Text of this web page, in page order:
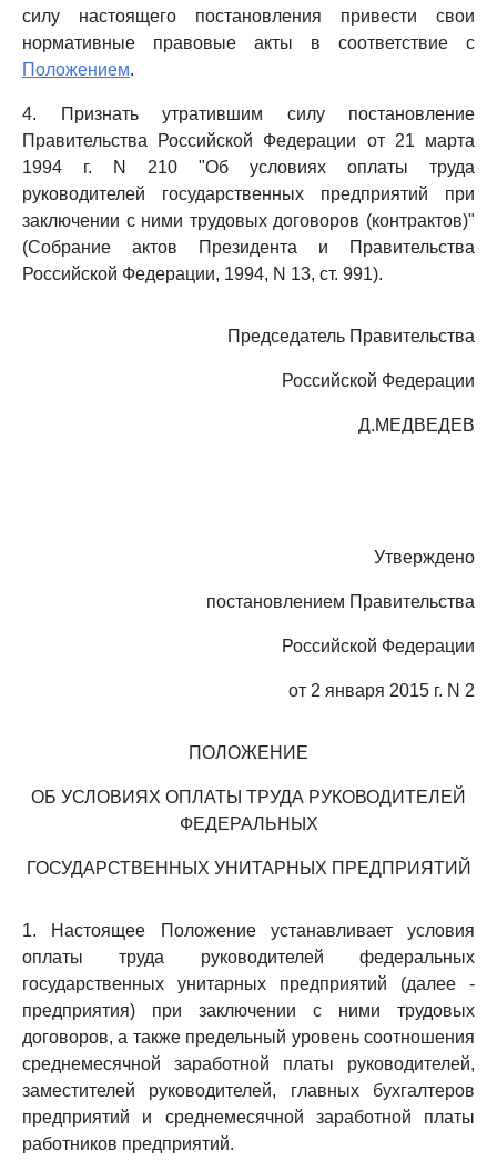
силу настоящего постановления привести свои
нормативные правовые акты в соответствие с
Положением.
4. Признать утратившим силу постановление
Правительства Российской Федерации от 21 марта
1994 г. N 210 "Об условиях оплаты труда
руководителей государственных предприятий при
заключении с ними трудовых договоров (контрактов)"
(Собрание актов Президента и Правительства
Российской Федерации, 1994, N 13, ст. 991).
Председатель Правительства
Российской Федерации
Д.МЕДВЕДЕВ
Утверждено
постановлением Правительства
Российской Федерации
от 2 января 2015 г. N 2
ПОЛОЖЕНИЕ
ОБ УСЛОВИЯХ ОПЛАТЫ ТРУДА РУКОВОДИТЕЛЕЙ
ФЕДЕРАЛЬНЫХ
ГОСУДАРСТВЕННЫХ УНИТАРНЫХ ПРЕДПРИЯТИЙ
1. Настоящее Положение устанавливает условия
оплаты труда руководителей федеральных
государственных унитарных предприятий (далее -
предприятия) при заключении с ними трудовых
договоров, а также предельный уровень соотношения
среднемесячной заработной платы руководителей,
заместителей руководителей, главных бухгалтеров
предприятий и среднемесячной заработной платы
работников предприятий.